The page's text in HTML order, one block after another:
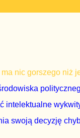
nic gorszego niż
swoją decyzję